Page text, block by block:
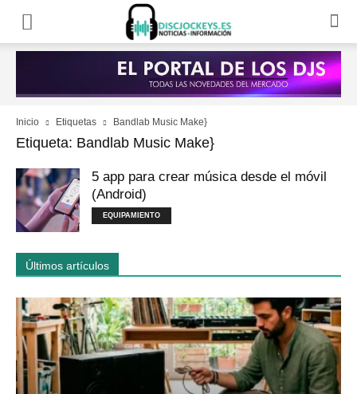
Inicio Etiquetas Bandlab Music Make}
Etiqueta: Bandlab Music Make}
5 app para crear música desde el móvil
(Android)
EQUIPAMIENTO
Últimos artículos